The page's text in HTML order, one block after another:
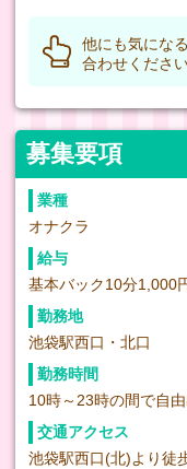
他にも気にな
合わせくださ
募集要項
業種
オナクラ
給与
基本バック10分1,000
勤務地
池袋駅西口・北口
勤務時間
10時～23時の間で自
交通アクセス
池袋駅西口(北)より徒